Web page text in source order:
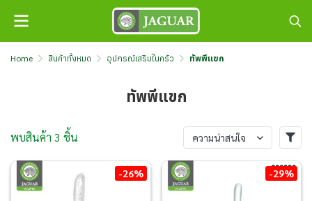
Home สินค้าทั้งหมด อุปกรณ์เสริมในครัว ทัพพีแขก
ทัพพีแขก
พบสินค้า 3 ชิ้น ความน่าสนใจ
-26% -29%